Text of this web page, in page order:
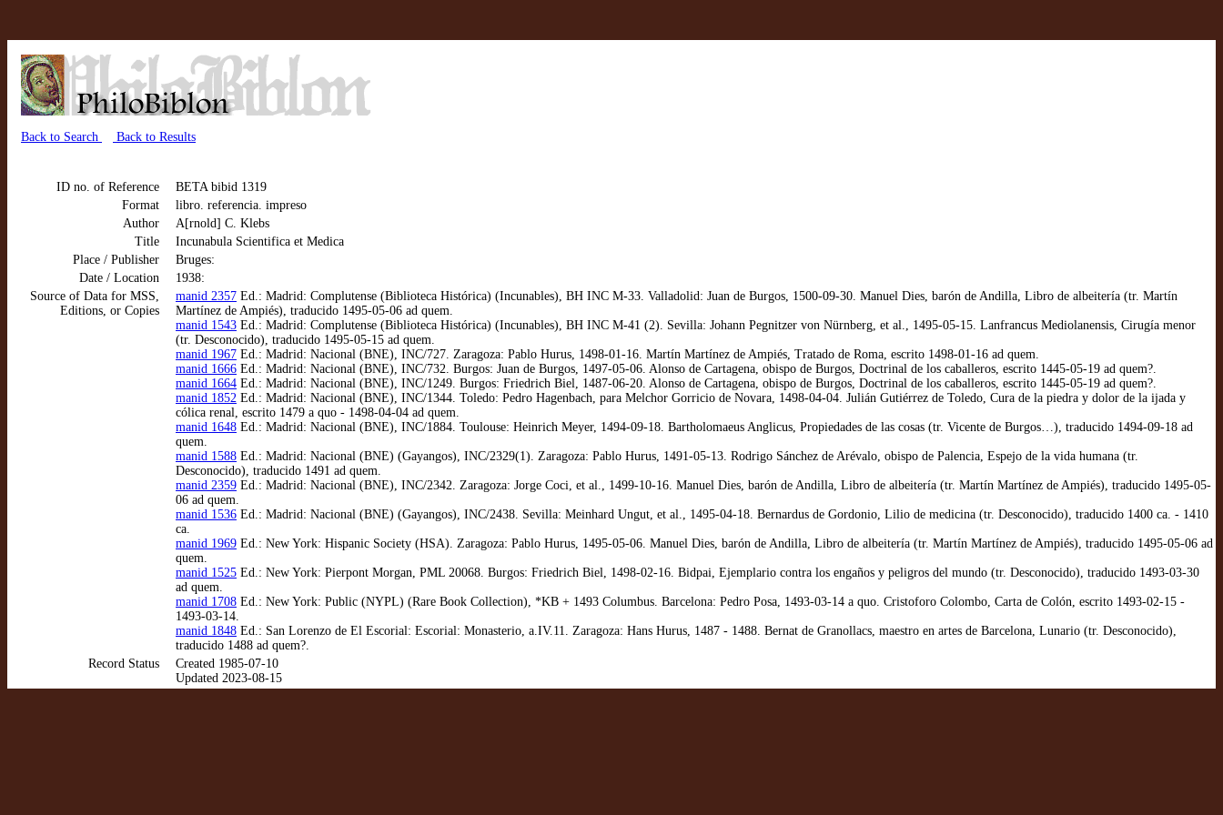
Back to Search Back to Results
ID no. of Reference
BETA bibid 1319
Format
libro. referencia. impreso
Author
A[rnold] C. Klebs
Title
Incunabula Scientifica et Medica
Place / Publisher
Bruges:
Date / Location
1938:
Source of Data for MSS,
Editions, or Copies
manid 2357 Ed.: Madrid: Complutense (Biblioteca Histórica) (Incunables), BH INC M-33. Valladolid: Juan de Burgos, 1500-09-30. Manuel Dies, barón de Andilla, Libro de albeitería (tr. Martín
Martínez de Ampiés), traducido 1495-05-06 ad quem.
manid 1543 Ed.: Madrid: Complutense (Biblioteca Histórica) (Incunables), BH INC M-41 (2). Sevilla: Johann Pegnitzer von Nürnberg, et al., 1495-05-15. Lanfrancus Mediolanensis, Cirugía menor
(tr. Desconocido), traducido 1495-05-15 ad quem.
manid 1967 Ed.: Madrid: Nacional (BNE), INC/727. Zaragoza: Pablo Hurus, 1498-01-16. Martín Martínez de Ampiés, Tratado de Roma, escrito 1498-01-16 ad quem.
manid 1666 Ed.: Madrid: Nacional (BNE), INC/732. Burgos: Juan de Burgos, 1497-05-06. Alonso de Cartagena, obispo de Burgos, Doctrinal de los caballeros, escrito 1445-05-19 ad quem?.
manid 1664 Ed.: Madrid: Nacional (BNE), INC/1249. Burgos: Friedrich Biel, 1487-06-20. Alonso de Cartagena, obispo de Burgos, Doctrinal de los caballeros, escrito 1445-05-19 ad quem?.
manid 1852 Ed.: Madrid: Nacional (BNE), INC/1344. Toledo: Pedro Hagenbach, para Melchor Gorricio de Novara, 1498-04-04. Julián Gutiérrez de Toledo, Cura de la piedra y dolor de la ijada y
cólica renal, escrito 1479 a quo - 1498-04-04 ad quem.
manid 1648 Ed.: Madrid: Nacional (BNE), INC/1884. Toulouse: Heinrich Meyer, 1494-09-18. Bartholomaeus Anglicus, Propiedades de las cosas (tr. Vicente de Burgos…), traducido 1494-09-18 ad
quem.
manid 1588 Ed.: Madrid: Nacional (BNE) (Gayangos), INC/2329(1). Zaragoza: Pablo Hurus, 1491-05-13. Rodrigo Sánchez de Arévalo, obispo de Palencia, Espejo de la vida humana (tr.
Desconocido), traducido 1491 ad quem.
manid 2359 Ed.: Madrid: Nacional (BNE), INC/2342. Zaragoza: Jorge Coci, et al., 1499-10-16. Manuel Dies, barón de Andilla, Libro de albeitería (tr. Martín Martínez de Ampiés), traducido 1495-05-
06 ad quem.
manid 1536 Ed.: Madrid: Nacional (BNE) (Gayangos), INC/2438. Sevilla: Meinhard Ungut, et al., 1495-04-18. Bernardus de Gordonio, Lilio de medicina (tr. Desconocido), traducido 1400 ca. - 1410
ca.
manid 1969 Ed.: New York: Hispanic Society (HSA). Zaragoza: Pablo Hurus, 1495-05-06. Manuel Dies, barón de Andilla, Libro de albeitería (tr. Martín Martínez de Ampiés), traducido 1495-05-06 ad
quem.
manid 1525 Ed.: New York: Pierpont Morgan, PML 20068. Burgos: Friedrich Biel, 1498-02-16. Bidpai, Ejemplario contra los engaños y peligros del mundo (tr. Desconocido), traducido 1493-03-30
ad quem.
manid 1708 Ed.: New York: Public (NYPL) (Rare Book Collection), *KB + 1493 Columbus. Barcelona: Pedro Posa, 1493-03-14 a quo. Cristoforo Colombo, Carta de Colón, escrito 1493-02-15 -
1493-03-14.
manid 1848 Ed.: San Lorenzo de El Escorial: Escorial: Monasterio, a.IV.11. Zaragoza: Hans Hurus, 1487 - 1488. Bernat de Granollacs, maestro en artes de Barcelona, Lunario (tr. Desconocido),
traducido 1488 ad quem?.
Record Status
Created 1985-07-10
Updated 2023-08-15